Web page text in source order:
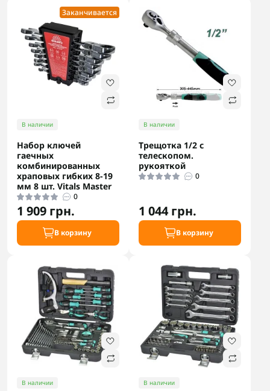
Заканчивается
В наличии
Набор ключей
гаечных
комбинированных
храповых гибких 8-19
мм 8 шт. Vitals Master
0
1 909 грн.
В корзину
В наличии
Трещотка 1/2 с
телескопом.
рукояткой
0
1 044 грн.
В корзину
В наличии В наличии